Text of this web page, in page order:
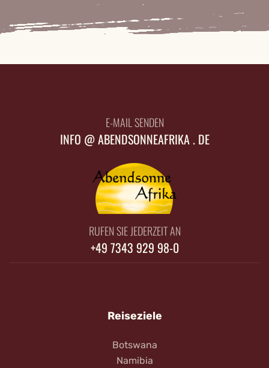
E-MAIL SENDEN
INFO @ ABENDSONNEAFRIKA . DE
RUFEN SIE JEDERZEIT AN
+49 7343 929 98-0
Reiseziele
Botswana
Namibia